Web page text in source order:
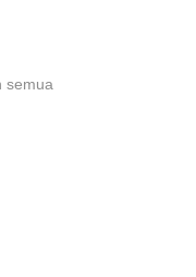
semua